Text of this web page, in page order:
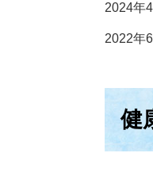
2024年
2022年
健